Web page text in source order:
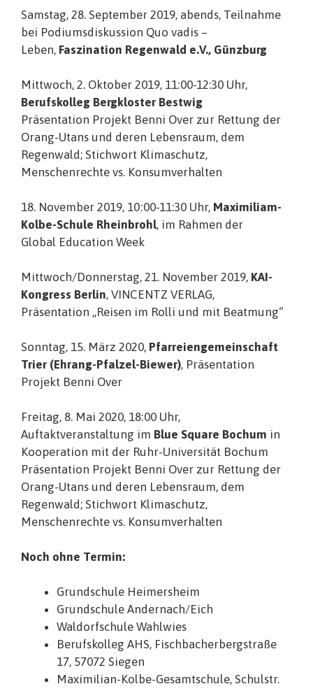
Samstag, 28. September 2019, abends, Teilnahme
bei Podiumsdiskussion Quo vadis –
Leben, Faszination Regenwald e.V., Günzburg
Mittwoch, 2. Oktober 2019, 11:00-12:30 Uhr,
Berufskolleg Bergkloster Bestwig
Präsentation Projekt Benni Over zur Rettung der
Orang-Utans und deren Lebensraum, dem
Regenwald; Stichwort Klimaschutz,
Menschenrechte vs. Konsumverhalten
18. November 2019, 10:00-11:30 Uhr, Maximiliam-
Kolbe-Schule Rheinbrohl, im Rahmen der
Global Education Week
Mittwoch/Donnerstag, 21. November 2019, KAI-
Kongress Berlin, VINCENTZ VERLAG,
Präsentation „Reisen im Rolli und mit Beatmung“
Sonntag, 15. März 2020, Pfarreiengemeinschaft
Trier (Ehrang-Pfalzel-Biewer), Präsentation
Projekt Benni Over
Freitag, 8. Mai 2020, 18:00 Uhr,
Auftaktveranstaltung im Blue Square Bochum in
Kooperation mit der Ruhr-Universität Bochum
Präsentation Projekt Benni Over zur Rettung der
Orang-Utans und deren Lebensraum, dem
Regenwald; Stichwort Klimaschutz,
Menschenrechte vs. Konsumverhalten
Noch ohne Termin:
Grundschule Heimersheim
Grundschule Andernach/Eich
Waldorfschule Wahlwies
Berufskolleg AHS, Fischbacherbergstraße
17, 57072 Siegen
Maximilian-Kolbe-Gesamtschule, Schulstr.